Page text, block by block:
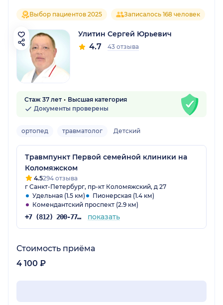
Выбор пациентов 2025 Записалось 168 человек
Улитин Сергей Юрьевич
4.7 43 отзыва
Стаж 37 лет
Высшая категория
Документы проверены
ортопед травматолог Детский
Травмпункт Первой семейной клиники на
Коломяжском
4.5294 отзыва
г Санкт-Петербург, пр-кт Коломяжский, д 27
Удельная (1.5 км)
Пионерская (1.4 км)
Комендантский проспект (2.9 км)
+7 (812) 200-77-54 показать
Стоимость приёма
4 100 ₽